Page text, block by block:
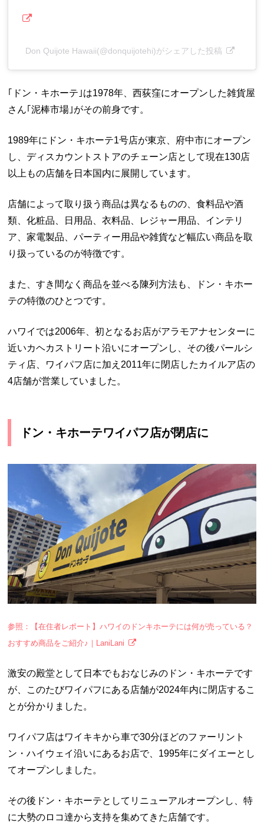
Don Quijote Hawaii(@donquijotehi)がシェアした投稿
｢ドン・キホーテ｣は1978年、西荻窪にオープンした雑貨屋
さん｢泥棒市場｣がその前身です。
1989年にドン・キホーテ1号店が東京、府中市にオープン
し、ディスカウントストアのチェーン店として現在130店
以上もの店舗を日本国内に展開しています。
店舗によって取り扱う商品は異なるものの、食料品や酒
類、化粧品、日用品、衣料品、レジャー用品、インテリ
ア、家電製品、パーティー用品や雑貨など幅広い商品を取
り扱っているのが特徴です。
また、すき間なく商品を並べる陳列方法も、ドン・キホー
テの特徴のひとつです。
ハワイでは2006年、初となるお店がアラモアナセンターに
近いカヘカストリート沿いにオープンし、その後パールシ
ティ店、ワイパフ店に加え2011年に閉店したカイルア店の
4店舗が営業していました。
ドン・キホーテワイパフ店が閉店に
参照：【在住者レポート】ハワイのドンキホーテには何が売っている？
おすすめ商品をご紹介♪｜LaniLani
激安の殿堂として日本でもおなじみのドン・キホーテです
が、このたびワイパフにある店舗が2024年内に閉店するこ
とが分かりました。
ワイパフ店はワイキキから車で30分ほどのファーリント
ン・ハイウェイ沿いにあるお店で、1995年にダイエーとし
てオープンしました。
その後ドン・キホーテとしてリニューアルオープンし、特
に大勢のロコ達から支持を集めてきた店舗です。